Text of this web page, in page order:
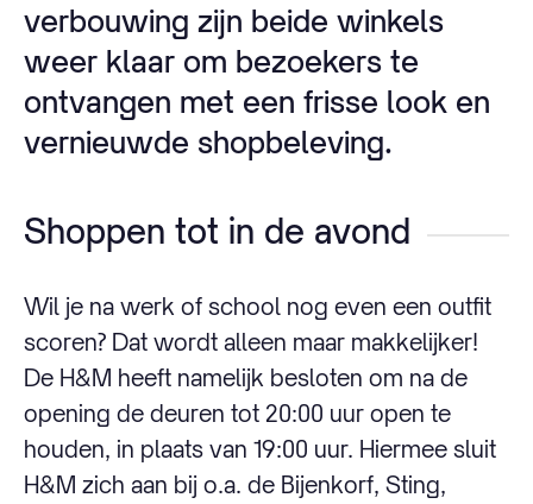
verbouwing zijn beide winkels
weer klaar om bezoekers te
ontvangen met een frisse look en
vernieuwde shopbeleving.
Shoppen tot in de avond
Wil je na werk of school nog even een outfit
scoren? Dat wordt alleen maar makkelijker!
De H&M heeft namelijk besloten om na de
opening de deuren tot 20:00 uur open te
houden, in plaats van 19:00 uur. Hiermee sluit
H&M zich aan bij o.a. de Bijenkorf, Sting,